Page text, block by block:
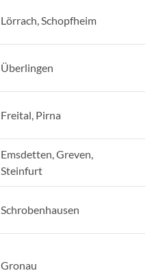
Lörrach, Schopfheim
Überlingen
Freital, Pirna
Emsdetten, Greven,
Steinfurt
Schrobenhausen
Gronau